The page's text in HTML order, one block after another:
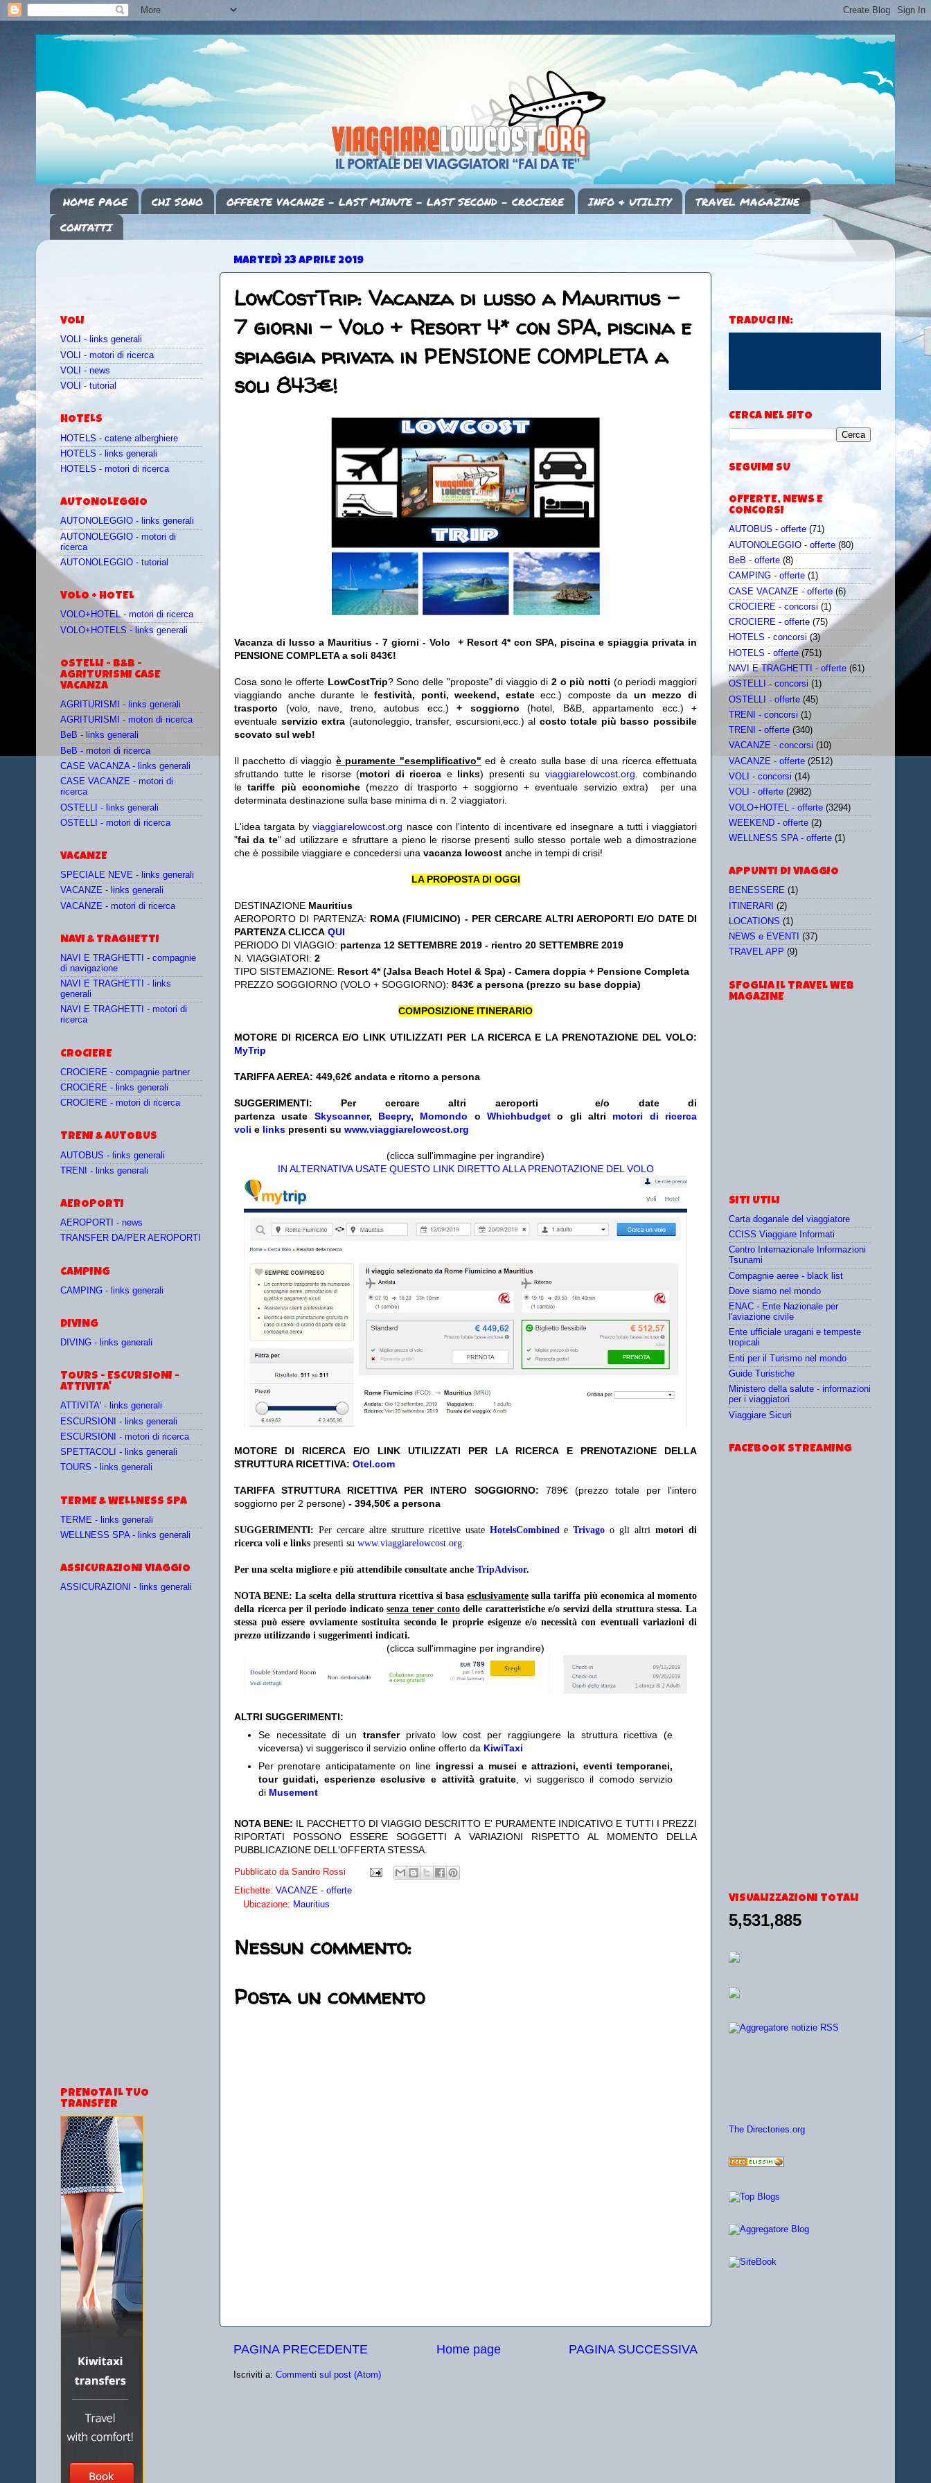
HOME PAGE CHI SONO OFFERTE VACANZE - LAST MINUTE - LAST SECOND - CROCIERE INFO & UTILITY
TRAVEL MAGAZINE
CONTATTI
MARTEDÌ 23 APRILE 2019
LowCostTrip: Vacanza di lusso a Mauritius -
7 giorni - Volo + Resort 4* con SPA, piscina e
spiaggia privata in PENSIONE COMPLETA a
soli 843€!
Vacanza di lusso a Mauritius - 7 giorni - Volo + Resort 4* con SPA, piscina e spiaggia privata in
PENSIONE COMPLETA a soli 843€!
Cosa sono le offerte LowCostTrip? Sono delle "proposte" di viaggio di2 o più notti (o periodi maggiori
viaggiando anche durante lefestività, ponti, weekend, estateecc.) composte da un mezzo di
trasporto (volo, nave, treno, autobus ecc.) + soggiorno (hotel, B&B, appartamento ecc.) +
eventuale servizio extra (autonoleggio, transfer, escursioni,ecc.) al costo totale più basso possibile
scovato sul web!
Il pacchetto di viaggio è puramente "esemplificativo" ed è creato sulla base di una ricerca effettuata
sfruttando tutte le risorse (motori di ricerca e links) presenti su viaggiarelowcost.org . combinando
le tariffe più economiche(mezzo di trasporto + soggiorno + eventuale servizio extra)
per una
determinata destinazione sulla base minima di n. 2 viaggiatori.
L'idea targata byviaggiarelowcost.org nasce con l'intento di incentivare ed insegnare a tutti i viaggiatori
"fai da te" ad utilizzare e sfruttare a pieno le risorse presenti sullo stesso portale web a dimostrazione
che è possibile viaggiare e concedersi una vacanza lowcost anche in tempi di crisi!
LA PROPOSTA DI OGGI
DESTINAZIONE Mauritius
AEROPORTO DI PARTENZA: ROMA (FIUMICINO) - PER CERCARE ALTRI AEROPORTI E/O DATE DI
PARTENZA CLICCA QUI
PERIODO DI VIAGGIO: partenza 12 SETTEMBRE 2019 - rientro 20 SETTEMBRE 2019
N. VIAGGIATORI: 2
TIPO SISTEMAZIONE: Resort 4* (Jalsa Beach Hotel & Spa) - Camera doppia + Pensione Completa
PREZZO SOGGIORNO (VOLO + SOGGIORNO): 843€ a persona (prezzo su base doppia)
COMPOSIZIONE ITINERARIO
MOTORE DI RICERCA E/O LINK UTILIZZATI PER LA RICERCA E LA PRENOTAZIONE DEL VOLO:
MyTrip
TARIFFA AEREA: 449,62€ andata e ritorno a persona
SUGGERIMENTI: Per cercare altri aeroporti e/o date di
partenza usate Skyscanner, Beepry, Momondo oWhichbudget o gli altri motori di ricerca
voli e links presenti su www.viaggiarelowcost.org
(clicca sull'immagine per ingrandire)
IN ALTERNATIVA USATE QUESTO LINK DIRETTO ALLA PRENOTAZIONE DEL VOLO
MOTORE DI RICERCA E/O LINK UTILIZZATI PER LA RICERCA E PRENOTAZIONE DELLA
STRUTTURA RICETTIVA: Otel.com
TARIFFA STRUTTURA RICETTIVA PER INTERO SOGGIORNO: 789€ (prezzo totale per l'intero
soggiorno per 2 persone) - 394,50€ a persona
SUGGERIMENTI: Per cercare altre strutture ricettive usate HotelsCombinedeTrivago o gli altrimotori di
ricerca voli e links presenti su www.viaggiarelowcost.org.
Per una scelta migliore e più attendibile consultate anche TripAdvisor.
NOTA BENE: La scelta della struttura ricettiva si basaesclusivamente sulla tariffa più economica al momento
della ricerca per il periodo indicatosenza tener contodelle caratteristiche e/o servizi della struttura stessa. La
stessa può essere ovviamente sostituita secondo le proprie esigenze e/o necessità con eventuali variazioni di
prezzo utilizzando i suggerimenti indicati.
(clicca sull'immagine per ingrandire)
ALTRI SUGGERIMENTI:
Se necessitate di untransfer privato low cost per raggiungere la struttura ricettiva (e
viceversa) vi suggerisco il servizio online offerto da KiwiTaxi
Per prenotare anticipatamente on line ingressi a musei e attrazioni, eventi temporanei,
tour guidati, esperienze esclusive e attività gratuite , vi suggerisco il comodo servizio
di Musement
NOTA BENE: IL PACCHETTO DI VIAGGIO DESCRITTO E' PURAMENTE INDICATIVO E TUTTI I PREZZI
RIPORTATI POSSONO ESSERE SOGGETTI A VARIAZIONI RISPETTO AL MOMENTO DELLA
PUBBLICAZIONE DELL'OFFERTA STESSA.
Pubblicato da Sandro Rossi
Etichette: VACANZE - offerte
Ubicazione: Mauritius
Nessun commento:
Posta un commento
PAGINA PRECEDENTE PAGINA SUCCESSIVA
Home page
Iscriviti a: Commenti sul post (Atom)
VOLI
VOLI - links generali
VOLI - motori di ricerca
VOLI - news
VOLI - tutorial
HOTELS
HOTELS - catene alberghiere
HOTELS - links generali
HOTELS - motori di ricerca
AUTONOLEGGIO
AUTONOLEGGIO - links generali
AUTONOLEGGIO - motori di
ricerca
AUTONOLEGGIO - tutorial
VOLO + HOTEL
VOLO+HOTEL - motori di ricerca
VOLO+HOTELS - links generali
OSTELLI - B&B -
AGRITURISMI CASE
VACANZA
AGRITURISMI - links generali
AGRITURISMI - motori di ricerca
BeB - links generali
BeB - motori di ricerca
CASE VACANZA - links generali
CASE VACANZE - motori di
ricerca
OSTELLI - links generali
OSTELLI - motori di ricerca
VACANZE
SPECIALE NEVE - links generali
VACANZE - links generali
VACANZE - motori di ricerca
NAVI & TRAGHETTI
NAVI E TRAGHETTI - compagnie
di navigazione
NAVI E TRAGHETTI - links
generali
NAVI E TRAGHETTI - motori di
ricerca
CROCIERE
CROCIERE - compagnie partner
CROCIERE - links generali
CROCIERE - motori di ricerca
TRENI & AUTOBUS
AUTOBUS - links generali
TRENI - links generali
AEROPORTI
AEROPORTI - news
TRANSFER DA/PER AEROPORTI
CAMPING
CAMPING - links generali
DIVING
DIVING - links generali
TOURS - ESCURSIONI -
ATTIVITA'
ATTIVITA' - links generali
ESCURSIONI - links generali
ESCURSIONI - motori di ricerca
SPETTACOLI - links generali
TOURS - links generali
TERME & WELLNESS SPA
TERME - links generali
WELLNESS SPA - links generali
ASSICURAZIONI VIAGGIO
ASSICURAZIONI - links generali
PRENOTA IL TUO
TRANSFER
TRADUCI IN:
CERCA NEL SITO
SEGUIMI SU
OFFERTE, NEWS E
CONCORSI
AUTOBUS - offerte (71)
AUTONOLEGGIO - offerte (80)
BeB - offerte (8)
CAMPING - offerte (1)
CASE VACANZE - offerte (6)
CROCIERE - concorsi (1)
CROCIERE - offerte (75)
HOTELS - concorsi (3)
HOTELS - offerte (751)
NAVI E TRAGHETTI - offerte (61)
OSTELLI - concorsi (1)
OSTELLI - offerte (45)
TRENI - concorsi (1)
TRENI - offerte (340)
VACANZE - concorsi (10)
VACANZE - offerte (2512)
VOLI - concorsi (14)
VOLI - offerte (2982)
VOLO+HOTEL - offerte (3294)
WEEKEND - offerte (2)
WELLNESS SPA - offerte (1)
APPUNTI DI VIAGGIO
BENESSERE (1)
ITINERARI (2)
LOCATIONS (1)
NEWS e EVENTI
(37)
TRAVEL APP (9)
SFOGLIA IL TRAVEL WEB
MAGAZINE
SITI UTILI
Carta doganale del viaggiatore
CCISS Viaggiare Informati
Centro Internazionale Informazioni
Tsunami
Compagnie aeree - black list
Dove siamo nel mondo
ENAC - Ente Nazionale per
l'aviazione civile
Ente ufficiale uragani e tempeste
tropicali
Enti per il Turismo nel mondo
Guide Turistiche
Ministero della salute - informazioni
per i viaggiatori
Viaggiare Sicuri
FACEBOOK STREAMING
VISUALIZZAZIONI TOTALI
5,531,885
The Directories.org